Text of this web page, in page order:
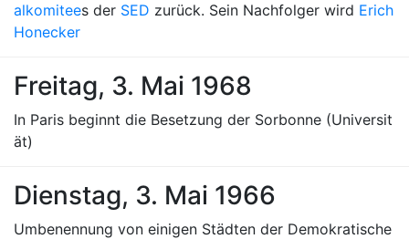
alkomitees der SED zurück. Sein Nachfolger wird Erich
Honecker
Freitag, 3. Mai 1968
In Paris beginnt die Besetzung der Sorbonne (Universit
ät)
Dienstag, 3. Mai 1966
Umbenennung von einigen Städten der Demokratische